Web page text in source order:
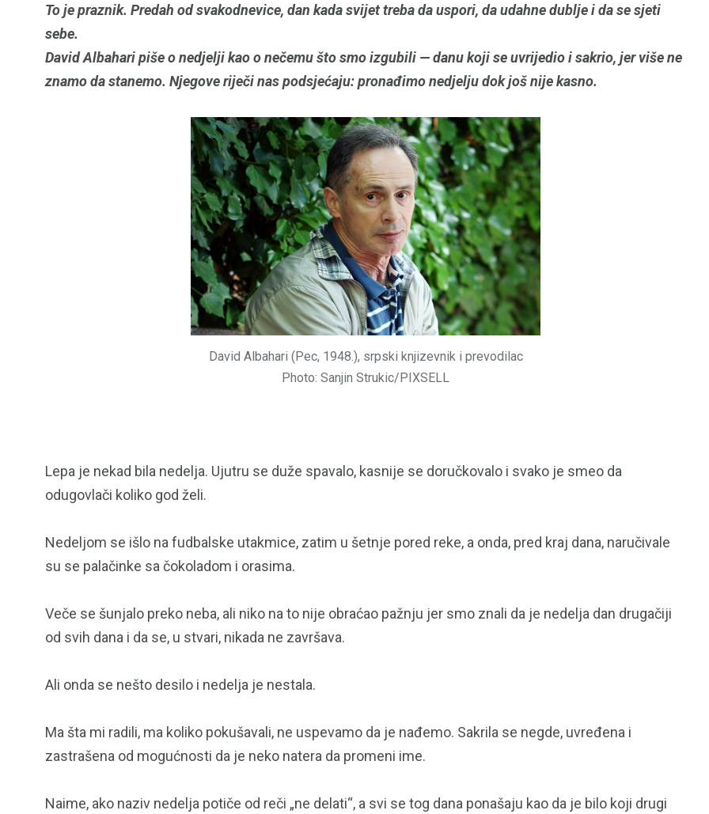
To je praznik. Predah od svakodnevice, dan kada svijet treba da uspori, da udahne dublje i da se sjeti
sebe.
David Albahari piše o nedjelji kao o nečemu što smo izgubili — danu koji se uvrijedio i sakrio, jer više ne
znamo da stanemo. Njegove riječi nas podsjećaju: pronađimo nedjelju dok još nije kasno.
David Albahari (Pec, 1948.), srpski knjizevnik i prevodilac
Photo: Sanjin Strukic/PIXSELL
Lepa je nekad bila nedelja. Ujutru se duže spavalo, kasnije se doručkovalo i svako je smeo da
odugovlači koliko god želi.
Nedeljom se išlo na fudbalske utakmice, zatim u šetnje pored reke, a onda, pred kraj dana, naručivale
su se palačinke sa čokoladom i orasima.
Veče se šunjalo preko neba, ali niko na to nije obraćao pažnju jer smo znali da je nedelja dan drugačiji
od svih dana i da se, u stvari, nikada ne završava.
Ali onda se nešto desilo i nedelja je nestala.
Ma šta mi radili, ma koliko pokušavali, ne uspevamo da je nađemo. Sakrila se negde, uvređena i
zastrašena od mogućnosti da je neko natera da promeni ime.
Naime, ako naziv nedelja potiče od reči „ne delati“, a svi se tog dana ponašaju kao da je bilo koji drugi
129
POLITIKA
97